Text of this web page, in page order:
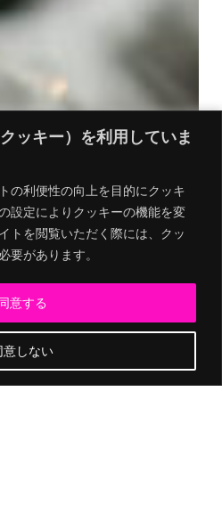
ッキー）を利用していま
の利便性の向上を目的にクッキ
設定によりクッキーの機能を変
トを閲覧いただく際には、クッ
要があります。
意しない
意する
ッキー）を利用していま
の利便性の向上を目的にクッキ
設定によりクッキーの機能を変
トを閲覧いただく際には、クッ
要があります。
意しない
意する